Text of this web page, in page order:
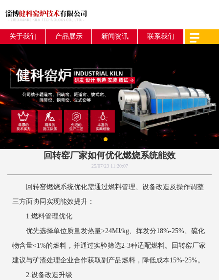
关于我们 产品展示 新闻资讯 联系我们
回转窑厂家如何优化燃烧系统能效
25/07/23 11:20:07
回转窑燃烧系统优化需通过燃料管理、设备改造及操作调整
三方面协同实现能效提升：
1.燃料管理优化
优先选择单位质量发热量>24MJ/kg、挥发分18%-25%、硫化
物含量<1%的燃料，并通过实验筛选2-3种适配燃料。回转窑厂家
建议与矿渣处理企业合作获取副产品燃料，降低成本15%-25%。
2.设备改造升级